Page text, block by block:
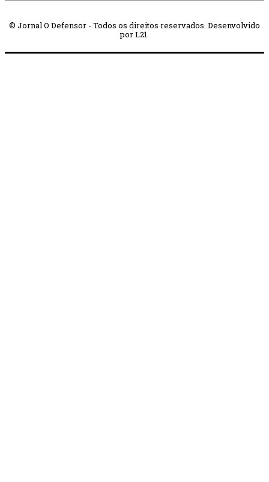
© Jornal O Defensor - Todos os direitos reservados. Desenvolvido
por L21.